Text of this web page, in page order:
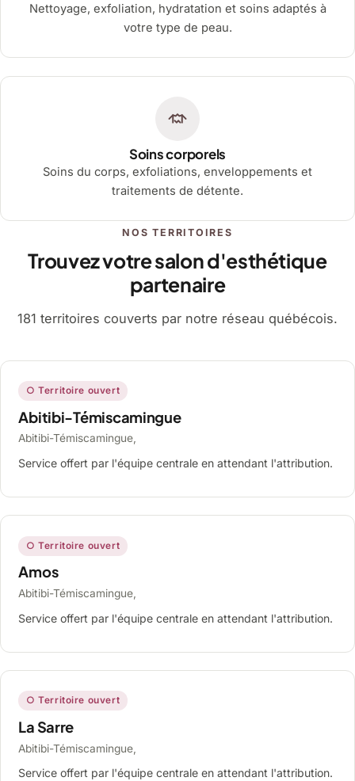
Nettoyage, exfoliation, hydratation et soins adaptés à
votre type de peau.
Soins corporels
Soins du corps, exfoliations, enveloppements et
traitements de détente.
NOS TERRITOIRES
Trouvez votre salon d'esthétique
partenaire
181 territoires couverts par notre réseau québécois.
○ Territoire ouvert
Abitibi-Témiscamingue
Abitibi-Témiscamingue,
Service offert par l'équipe centrale en attendant l'attribution.
○ Territoire ouvert
Amos
Abitibi-Témiscamingue,
Service offert par l'équipe centrale en attendant l'attribution.
○ Territoire ouvert
La Sarre
Abitibi-Témiscamingue,
Service offert par l'équipe centrale en attendant l'attribution.